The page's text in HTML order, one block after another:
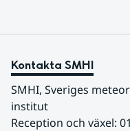
Kontakta SMHI
SMHI, Sveriges
institut
Reception och växel: